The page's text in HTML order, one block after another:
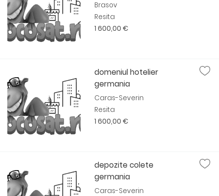
Brasov
Resita
1 600,00 €
domeniul hotelier
germania
Caras-Severin
Resita
1 600,00 €
depozite colete
germania
Caras-Severin